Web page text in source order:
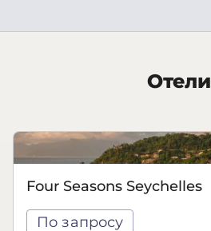
Отели
Four Seasons Seychelles
По запросу